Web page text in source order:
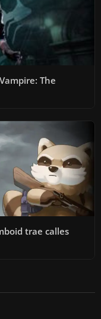
The
trae calles